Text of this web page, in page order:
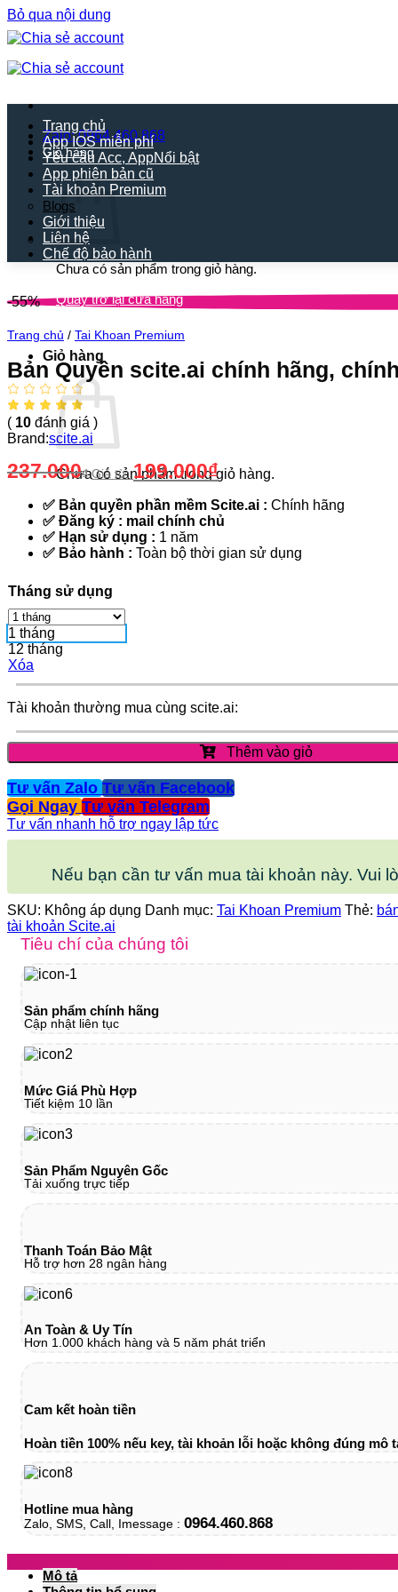
Bỏ qua nội dung
Zalo: 0964.460.868
Giỏ hàng
Chưa có sản phẩm trong giỏ hàng.
Quay trở lại cửa hàng
Giỏ hàng
Chưa có sản phẩm trong giỏ hàng.
Quay trở lại cửa hàng
Trang chủ
App IOS miễn phí
Yêu cầu Acc, App
App phiên bản cũ
Tài khoản Premium
Blogs
Giới thiệu
Liên hệ
Chế độ bảo hành
-55%
Trang chủ / Tai Khoan Premium
Bản Quyền scite.ai chính hãng,
( 10 đánh giá )
Brand:scite.ai
237.000₫ Giá từ:199.000₫
✅ Bản quyền phần mềm Scite.ai : Chính hãng
✅ Đăng ký : mail chính chủ
✅ Hạn sử dụng : 1 năm
✅ Bảo hành : Toàn bộ thời gian sử dụng
Tháng sử dụng
1 tháng
12 tháng
Xóa
Tài khoản thường mua cùng scite.ai:
Thêm vào giỏ
Tư vấn Zalo Tư vấn Facebook
Gọi Ngay Tư vấn Telegram
Tư vấn nhanh hỗ trợ ngay lập tức
Nếu bạn cần tư vấn mua tài khoản này. Vui
SKU: Không áp dụng Danh mục: Tai Khoan Premium Thẻ:
tài khoản Scite.ai
Tiêu chí của chúng tôi
Sản phẩm chính hãng
Cập nhật liên tục
Mức Giá Phù Hợp
Tiết kiệm 10 lần
Sản Phẩm Nguyên Gốc
Tải xuống trực tiếp
Thanh Toán Bảo Mật
Hỗ trợ hơn 28 ngân hàng
An Toàn & Uy Tín
Hơn 1.000 khách hàng và 5 năm phát triển
Cam kết hoàn tiền
Hoàn tiền 100% nếu key, tài khoản lỗi hoặc không đúng mô
Hotline mua hàng
Zalo, SMS, Call, Imessage : 0964.460.868
Mô tả